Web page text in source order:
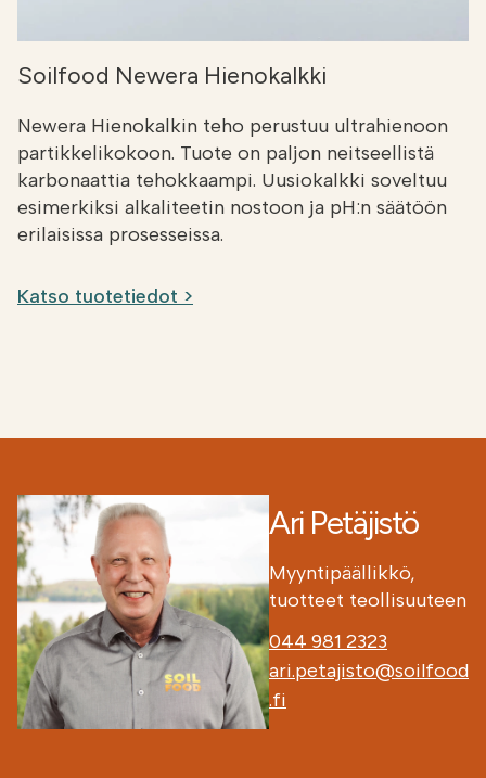
Soilfood Newera Hienokalkki
Newera Hienokalkin teho perustuu ultrahienoon
partikkelikokoon. Tuote on paljon neitseellistä
karbonaattia tehokkaampi. Uusiokalkki soveltuu
esimerkiksi alkaliteetin nostoon ja pH:n säätöön
erilaisissa prosesseissa.
Katso tuotetiedot >
Ari Petäjistö
Myyntipäällikkö,
tuotteet teollisuuteen
044 981 2323
ari.petajisto@soilfood
.fi